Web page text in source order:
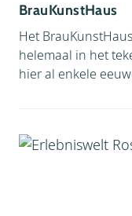
BrauKunstHaus
Het
helemaal in het
hier al enkele